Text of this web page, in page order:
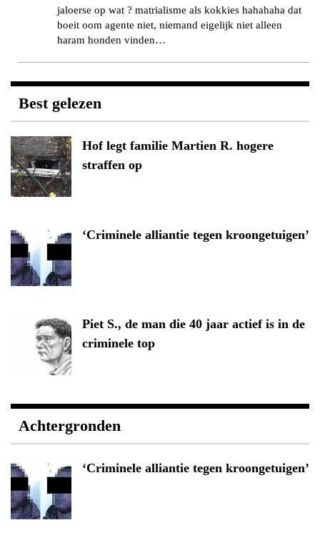
jaloerse op wat ? matrialisme als kokkies hahahaha dat
boeit oom agente niet, niemand eigelijk niet alleen
haram honden vinden…
Best gelezen
Hof legt familie Martien R. hogere
straffen op
‘Criminele alliantie tegen kroongetuigen’
Piet S., de man die 40 jaar actief is in de
criminele top
Achtergronden
‘Criminele alliantie tegen kroongetuigen’